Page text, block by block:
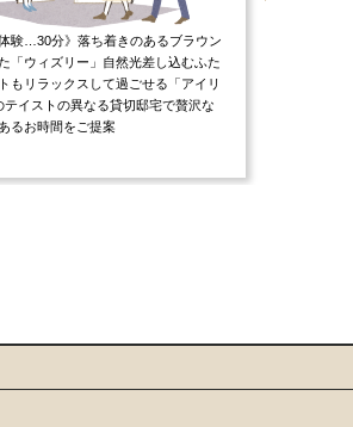
体験…30分》落ち着きのあるブラウン
「ウィズリー」自然光差し込むふた
もリラックスして過ごせる「アイリ
テイストの異なる貸切邸宅で贅沢な
るお時間をご提案